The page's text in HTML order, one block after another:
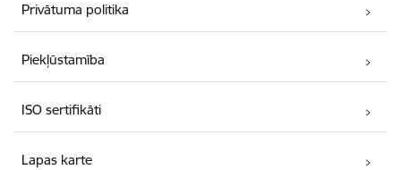
Privātuma politika
Piekļūstamība
ISO sertifikāti
Lapas karte